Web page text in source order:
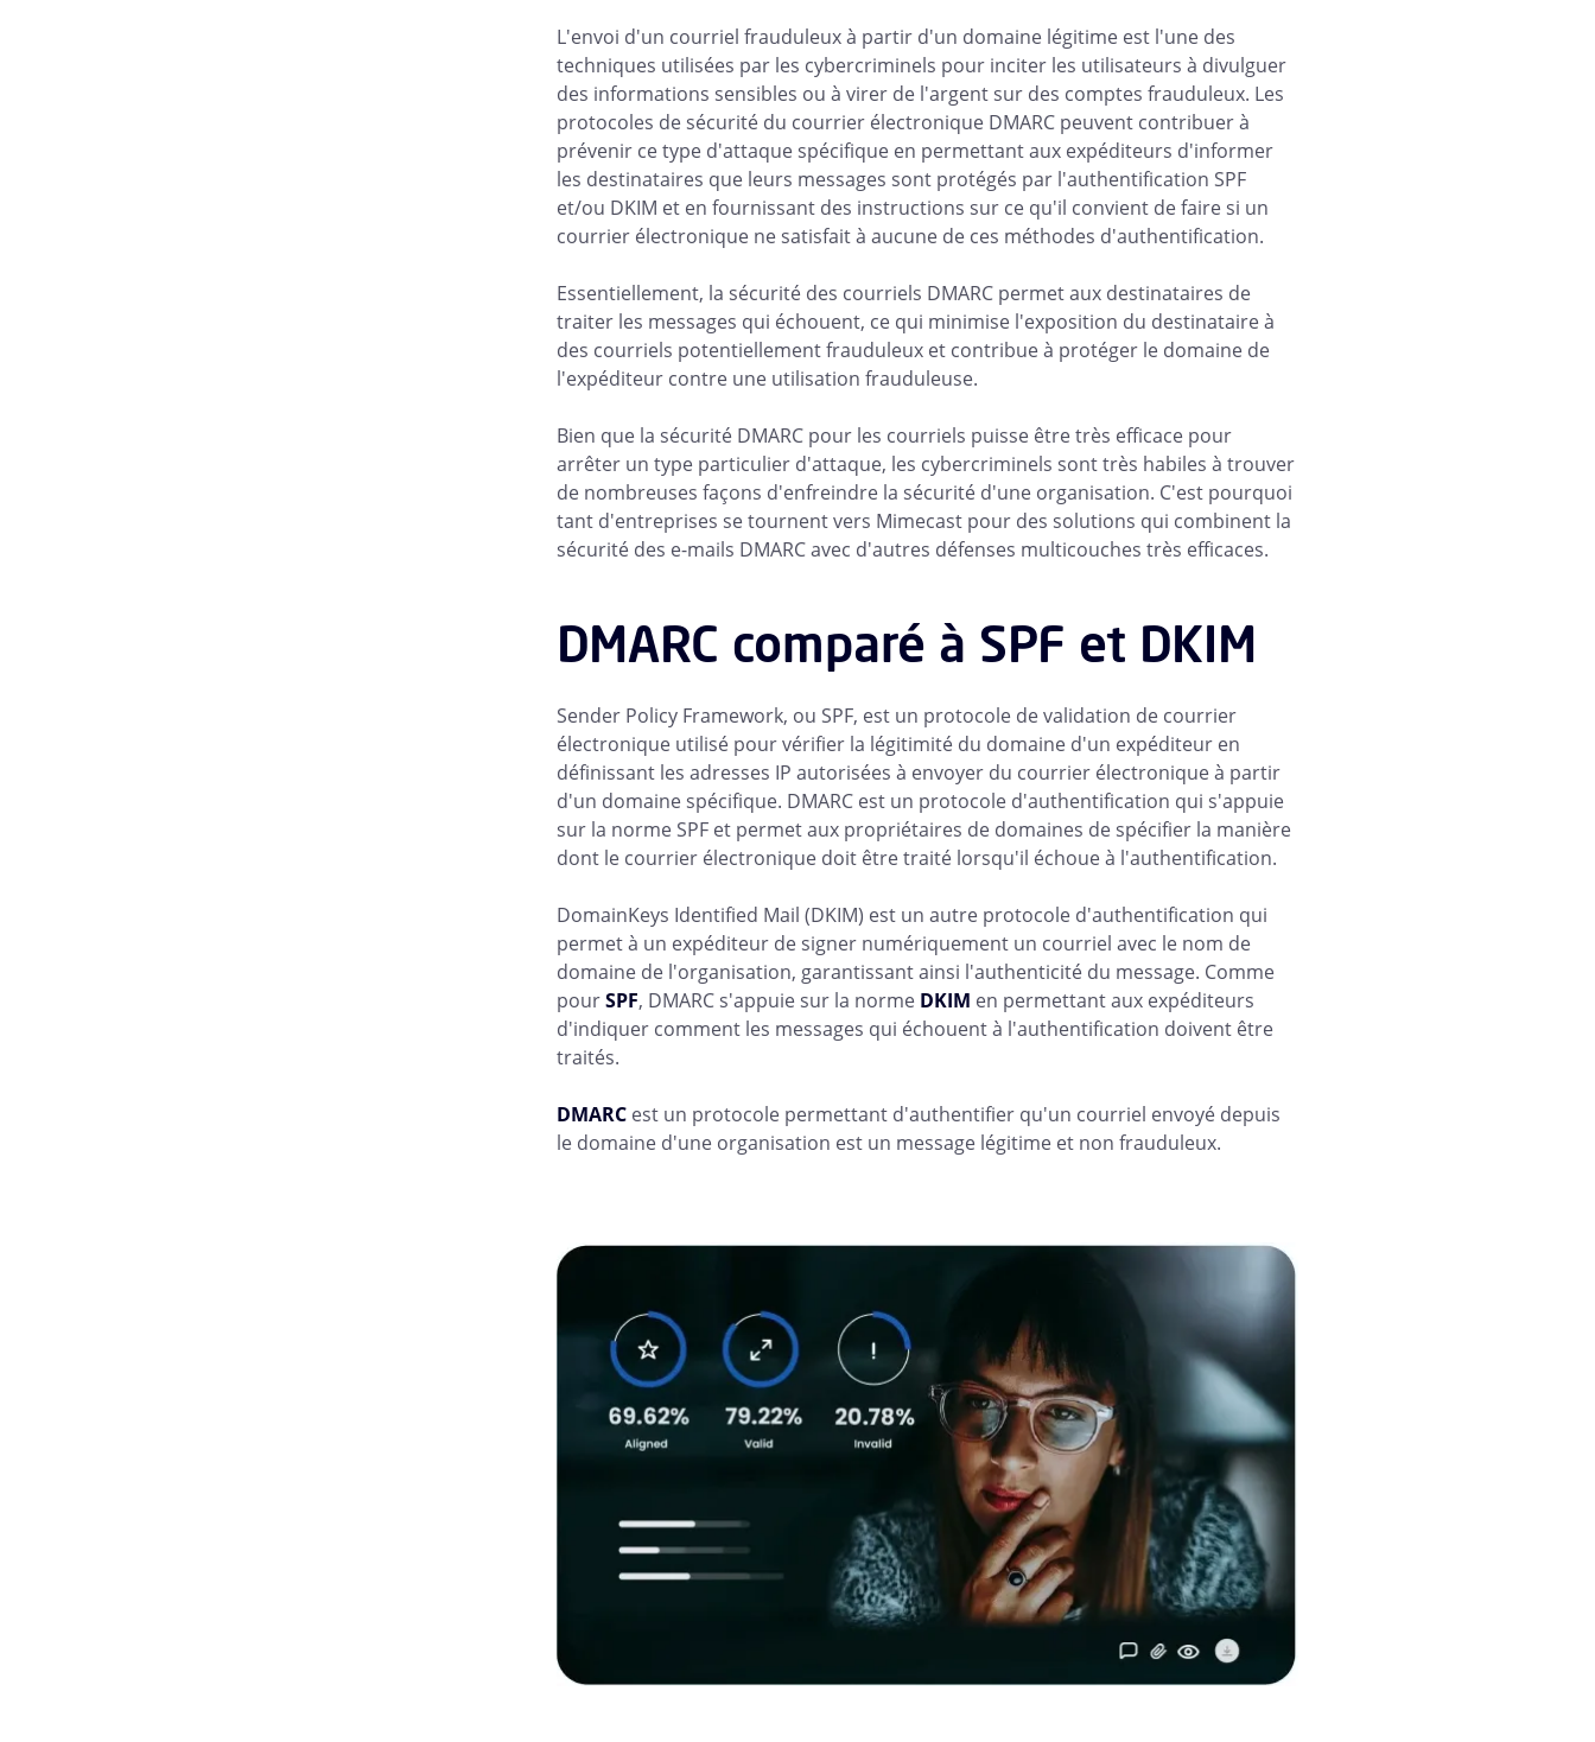
L'envoi d'un courriel frauduleux à partir d'un domaine légitime est l'une des
techniques utilisées par les cybercriminels pour inciter les utilisateurs à divulguer
des informations sensibles ou à virer de l'argent sur des comptes frauduleux. Les
protocoles de sécurité du courrier électronique DMARC peuvent contribuer à
prévenir ce type d'attaque spécifique en permettant aux expéditeurs d'informer
les destinataires que leurs messages sont protégés par l'authentification SPF
et/ou DKIM et en fournissant des instructions sur ce qu'il convient de faire si un
courrier électronique ne satisfait à aucune de ces méthodes d'authentification.
Essentiellement, la sécurité des courriels DMARC permet aux destinataires de
traiter les messages qui échouent, ce qui minimise l'exposition du destinataire à
des courriels potentiellement frauduleux et contribue à protéger le domaine de
l'expéditeur contre une utilisation frauduleuse.
Bien que la sécurité DMARC pour les courriels puisse être très efficace pour
arrêter un type particulier d'attaque, les cybercriminels sont très habiles à trouver
de nombreuses façons d'enfreindre la sécurité d'une organisation. C'est pourquoi
tant d'entreprises se tournent vers Mimecast pour des solutions qui combinent la
sécurité des e-mails DMARC avec d'autres défenses multicouches très efficaces.
DMARC comparé à SPF et DKIM
Sender Policy Framework, ou SPF, est un protocole de validation de courrier
électronique utilisé pour vérifier la légitimité du domaine d'un expéditeur en
définissant les adresses IP autorisées à envoyer du courrier électronique à partir
d'un domaine spécifique. DMARC est un protocole d'authentification qui s'appuie
sur la norme SPF et permet aux propriétaires de domaines de spécifier la manière
dont le courrier électronique doit être traité lorsqu'il échoue à l'authentification.
DomainKeys Identified Mail (DKIM) est un autre protocole d'authentification qui
permet à un expéditeur de signer numériquement un courriel avec le nom de
domaine de l'organisation, garantissant ainsi l'authenticité du message. Comme
pourSPF, DMARC s'appuie sur la norme DKIM en permettant aux expéditeurs
d'indiquer comment les messages qui échouent à l'authentification doivent être
traités.
DMARCest un protocole permettant d'authentifier qu'un courriel envoyé depuis
le domaine d'une organisation est un message légitime et non frauduleux.